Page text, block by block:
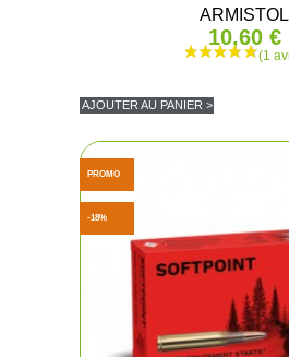
ARMISTOL
10,60 €
AJOUTER AU PANIER >
PROMO
-18%